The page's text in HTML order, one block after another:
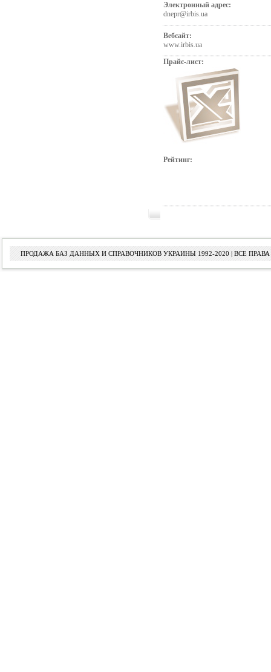
Электронный адрес:
dnepr@irbis.ua
Вебсайт:
www.irbis.ua
Прайс-лист:
Рейтинг:
ПРОДАЖА БАЗ ДАННЫХ И СПРАВОЧНИКОВ УКРАИНЫ 1992-2020 | ВСЕ